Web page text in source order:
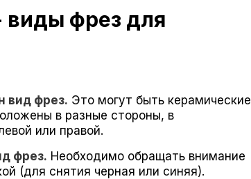
виды фрез для
вид фрез. Это могут быть керамические
в разные стороны, в
или правой.
фрез. Необходимо обращать внимание
(для снятия черная или синяя).